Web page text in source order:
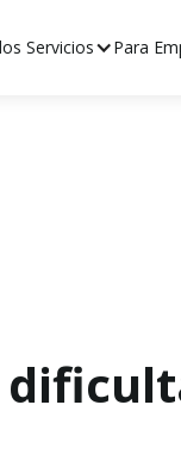
Servicios Para